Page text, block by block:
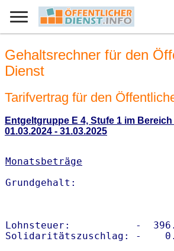
Gehaltsrechner für den
Dienst
Tarifvertrag für den
Entgeltgruppe E 4, Stufe 1 im
01.03.2024 - 31.03.2025
Monatsbeträge
Lohnsteuer:           -
Solidaritätszuschlag: -